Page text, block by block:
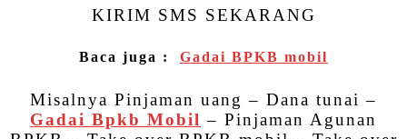
KIRIM SMS SEKARANG
Baca juga : Gadai BPKB mobil
Misalnya Pinjaman uang – Dana tunai –
Gadai Bpkb Mobil – Pinjaman Agunan